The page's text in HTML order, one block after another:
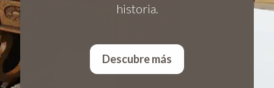
historia.
Descubre más